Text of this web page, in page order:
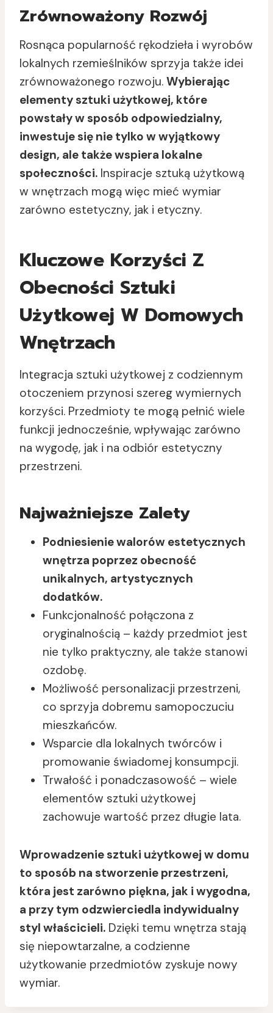
Zrównoważony Rozwój
Rosnąca popularność rękodzieła i wyrobów
lokalnych rzemieślników sprzyja także idei
zrównoważonego rozwoju. Wybierając
elementy sztuki użytkowej, które
powstały w sposób odpowiedzialny,
inwestuje się nie tylko w wyjątkowy
design, ale także wspiera lokalne
społeczności. Inspiracje sztuką użytkową
w wnętrzach mogą więc mieć wymiar
zarówno estetyczny, jak i etyczny.
Kluczowe Korzyści Z
Obecności Sztuki
Użytkowej W Domowych
Wnętrzach
Integracja sztuki użytkowej z codziennym
otoczeniem przynosi szereg wymiernych
korzyści. Przedmioty te mogą pełnić wiele
funkcji jednocześnie, wpływając zarówno
na wygodę, jak i na odbiór estetyczny
przestrzeni.
Najważniejsze Zalety
Podniesienie walorów estetycznych
wnętrza poprzez obecność
unikalnych, artystycznych
dodatków.
Funkcjonalność połączona z
oryginalnością – każdy przedmiot jest
nie tylko praktyczny, ale także stanowi
ozdobę.
Możliwość personalizacji przestrzeni,
co sprzyja dobremu samopoczuciu
mieszkańców.
Wsparcie dla lokalnych twórców i
promowanie świadomej konsumpcji.
Trwałość i ponadczasowość – wiele
elementów sztuki użytkowej
zachowuje wartość przez długie lata.
Wprowadzenie sztuki użytkowej w domu
to sposób na stworzenie przestrzeni,
która jest zarówno piękna, jak i wygodna,
a przy tym odzwierciedla indywidualny
styl właścicieli. Dzięki temu wnętrza stają
się niepowtarzalne, a codzienne
użytkowanie przedmiotów zyskuje nowy
wymiar.